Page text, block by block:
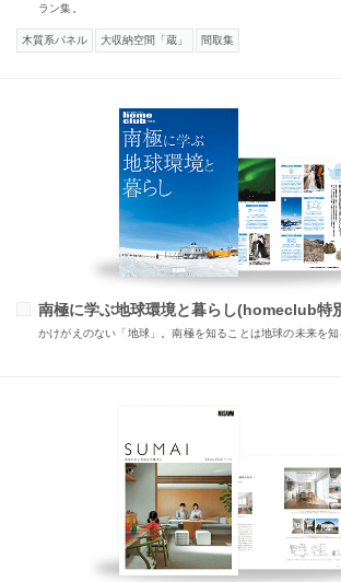
ラン集。
木質系パネル 大収納空間「蔵」 間取集
南極に学ぶ地球環境と暮らし(homeclub特
かけがえのない「地球」。南極を知ることは地球の未来を知